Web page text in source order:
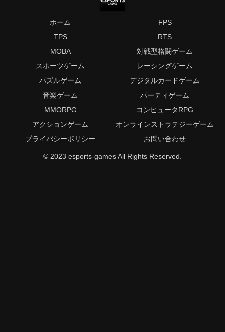
ホーム
FPS
TPS
RTS
MOBA
対戦型格闘ゲーム
スポーツゲーム
レーシングゲーム
パズルゲーム
デジタルカードゲーム
音楽ゲーム
パーティゲーム
MMORPG
コンピュータRPG
アクションゲーム
オンラインストラテジーゲーム
プライバシーポリシー
お問い合わせ
© 2023 esports-games All Rights Reserved.